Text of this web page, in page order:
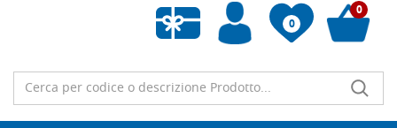
0
Wunschliste leeren
0